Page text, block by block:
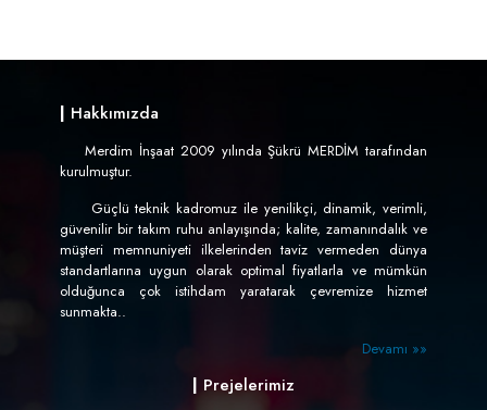
| Hakkımızda
Merdim İnşaat 2009 yılında Şükrü MERDİM tarafından
kurulmuştur.
Güçlü teknik kadromuz ile yenilikçi, dinamik, verimli,
güvenilir bir takım ruhu anlayışında; kalite, zamanındalık ve
müşteri memnuniyeti ilkelerinden taviz vermeden dünya
standartlarına uygun olarak optimal fiyatlarla ve mümkün
olduğunca çok istihdam yaratarak çevremize hizmet
sunmakta..
Devamı »»
| Prejelerimiz